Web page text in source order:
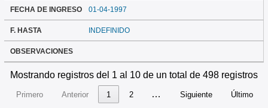
FECHA DE INGRESO 01-04-1997
F. HASTA INDEFINIDO
OBSERVACIONES
Mostrando registros del 1 al 10 de un total de 498 registros
Primero Anterior 1 2 … Siguiente Último